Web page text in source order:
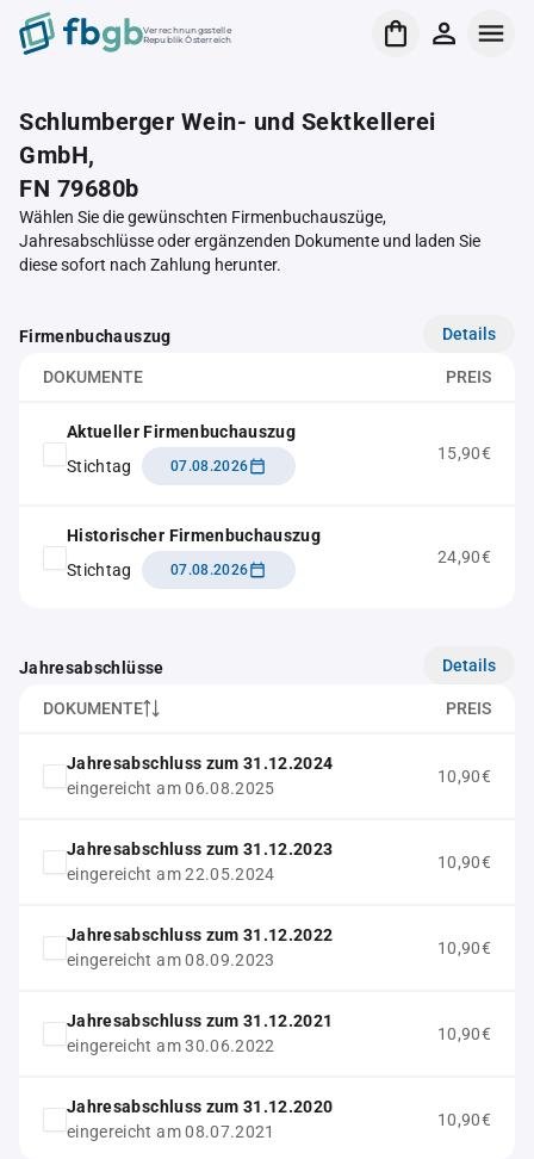
Verrechnungsstelle
Republik Österreich
Schlumberger Wein- und Sektkellerei
GmbH,
FN 79680b
Wählen Sie die gewünschten Firmenbuchauszüge,
Jahresabschlüsse oder ergänzenden Dokumente und laden Sie
diese sofort nach Zahlung herunter.
Firmenbuchauszug Details
DOKUMENTE PREIS
Aktueller Firmenbuchauszug
Stichtag
07.08.2026
15,90€
Historischer Firmenbuchauszug
Stichtag
07.08.2026
24,90€
Jahresabschlüsse Details
DOKUMENTE PREIS
Jahresabschluss zum 31.12.2024
eingereicht am 06.08.2025
10,90€
Jahresabschluss zum 31.12.2023
eingereicht am 22.05.2024
10,90€
Jahresabschluss zum 31.12.2022
eingereicht am 08.09.2023
10,90€
Jahresabschluss zum 31.12.2021
eingereicht am 30.06.2022
10,90€
Jahresabschluss zum 31.12.2020
eingereicht am 08.07.2021
10,90€